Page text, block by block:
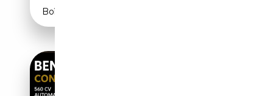
Boîte automatique